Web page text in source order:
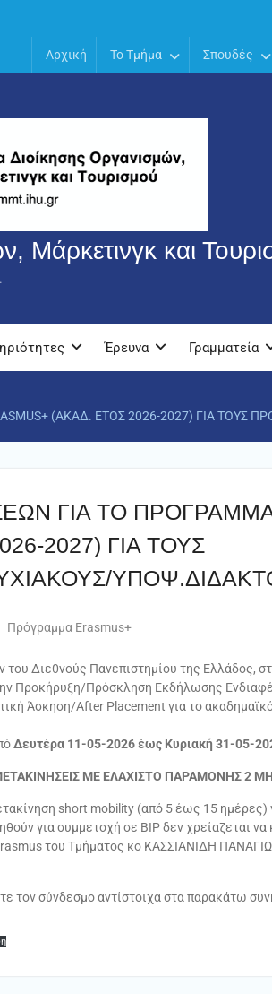
Αρχική Το Τμήμα Σπουδές
Μάρκετινγκ και
Έρευνα Γραμματεία
(AKAΔ. ΕΤΟΣ 2026-2027) ΓΙΑ ΤΟΥΣ
ΓΙΑ ΤΟ
2027) ΓΙΑ ΤΟΥΣ
Πρόγραμμα Erasmus+
Διεθνούς Πανεπιστημίου της Ελλάδος,
Προκήρυξη/Πρόσκληση Εκδήλωσης
Άσκηση/After Placement για το
Δευτέρα 11-05-2026 έως Κυριακή 31-05-
ΜΕ ΕΛΑΧΙΣΤΟ ΠΑΡΑΜΟΝΗΣ 2
short mobility (από 5 έως 15 ημέρες)
για συμμετοχή σε BIP δεν χρείαζεται
του Τμήματος κο ΚΑΣΣΙΑΝΙΔΗ
τον σύνδεσμο αντίστοιχα στα παρακάτω